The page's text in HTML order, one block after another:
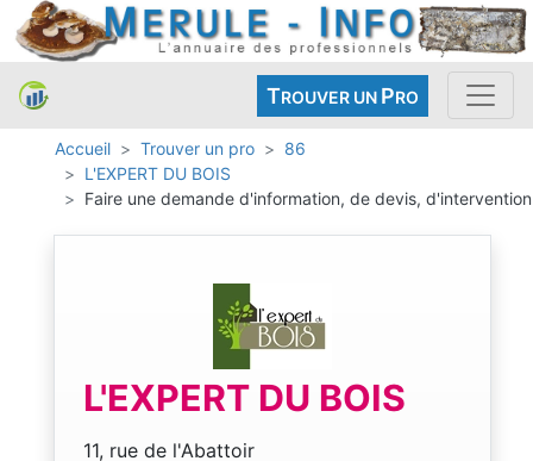
TROUVER UN PRO
Accueil Trouver un pro
86
L'EXPERT DU BOIS
Faire une demande d'information, de devis, d'intervention
L'EXPERT DU BOIS
11, rue de l'Abattoir